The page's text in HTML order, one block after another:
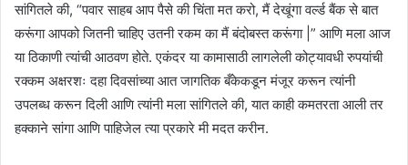
सांगितले की, “पवार साहब आप पैसे की चिंता मत करो, मैं देखूंगा वर्ल्ड बैंक से बात
करूंगा आपको जितनी चाहिए उतनी रकम का मैं बंदोबस्त करूंगा |” आणि मला आज
या ठिकाणी त्यांची आठवण होते. एकंदर या कामासाठी लागलेली कोट्यावधी रुपयांची
रक्कम अक्षरशः दहा दिवसांच्या आत जागतिक बँकेकडून मंजूर करून त्यांनी
उपलब्ध करून दिली आणि त्यांनी मला सांगितले की, यात काही कमतरता आली तर
हक्काने सांगा आणि पाहिजेल त्या प्रकारे मी मदत करीन.